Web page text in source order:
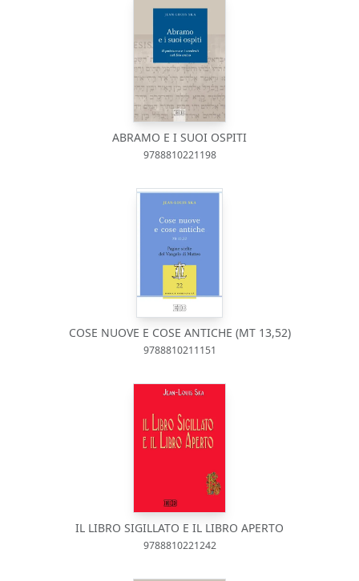
ABRAMO E I SUOI OSPITI
9788810221198
COSE NUOVE E COSE ANTICHE (MT 13,52)
9788810211151
IL LIBRO SIGILLATO E IL LIBRO APERTO
9788810221242